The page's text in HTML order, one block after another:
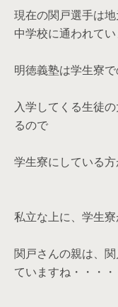
現在の関戸選手は
中学校に通われてい
明徳義塾は学生寮
入学してくる生徒
るので
学生寮にしている方
私立な上に、学生
関戸さんの親は、
ていますね・・・・